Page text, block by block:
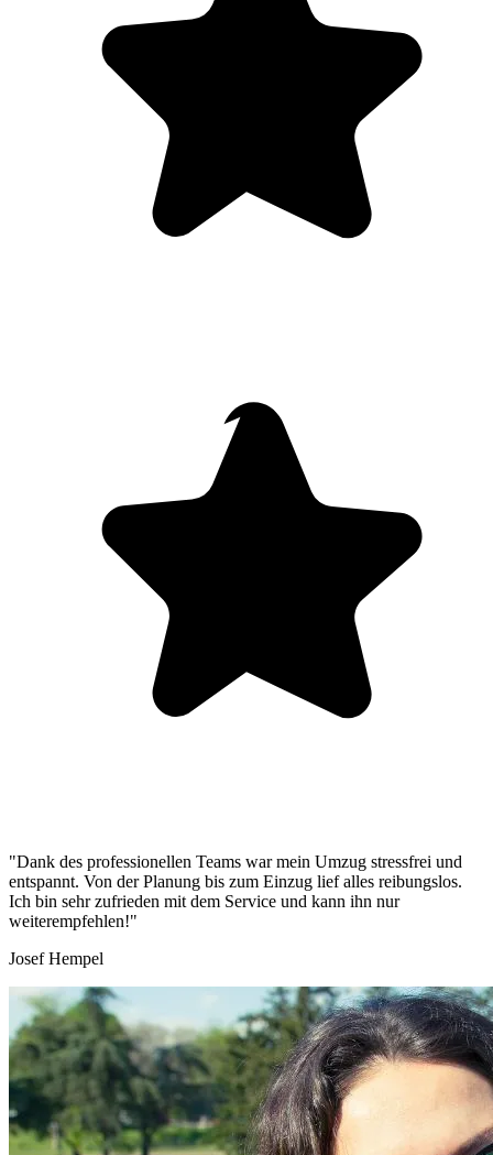
"Dank des professionellen Teams war mein Umzug stressfrei und
entspannt. Von der Planung bis zum Einzug lief alles reibungslos.
Ich bin sehr zufrieden mit dem Service und kann ihn nur
weiterempfehlen!"
Josef Hempel